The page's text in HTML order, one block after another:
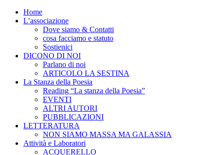
Home
L’associazione
Dove siamo & Contatti
cosa facciamo e statuto
Sostienici
DICONO DI NOI
Parlano di noi
ARTICOLO LA SESTINA
La Stanza della Poesia
Reading “La stanza della Poesia”
EVENTI
ALTRI AUTORI
PUBBLICAZIONI
LETTERATURA
NON SIAMO MASSA MA GALASSIA
Attività e Laboratori
ACQUERELLO